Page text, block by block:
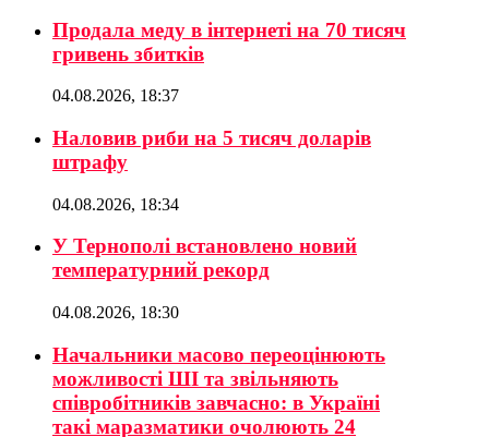
Продала меду в інтернеті на 70 тисяч
гривень збитків
04.08.2026, 18:37
Наловив риби на 5 тисяч доларів
штрафу
04.08.2026, 18:34
У Тернополі встановлено новий
температурний рекорд
04.08.2026, 18:30
Начальники масово переоцінюють
можливості ШІ та звільняють
співробітників завчасно: в Україні
такі маразматики очолюють 24